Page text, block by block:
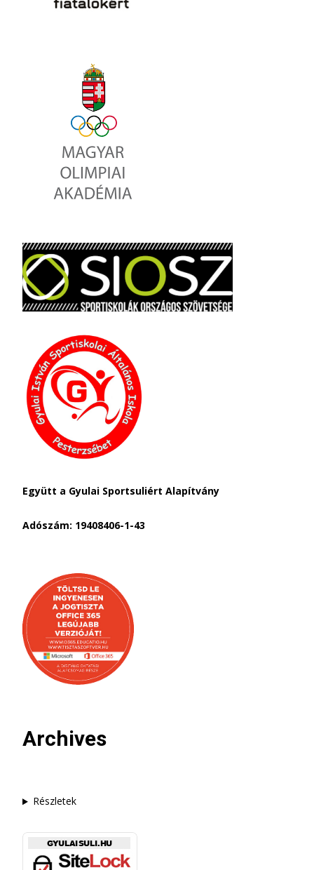
Együtt a Gyulai Sportsuliért Alapítvány
Adószám: 19408406-1-43
Archives
Részletek